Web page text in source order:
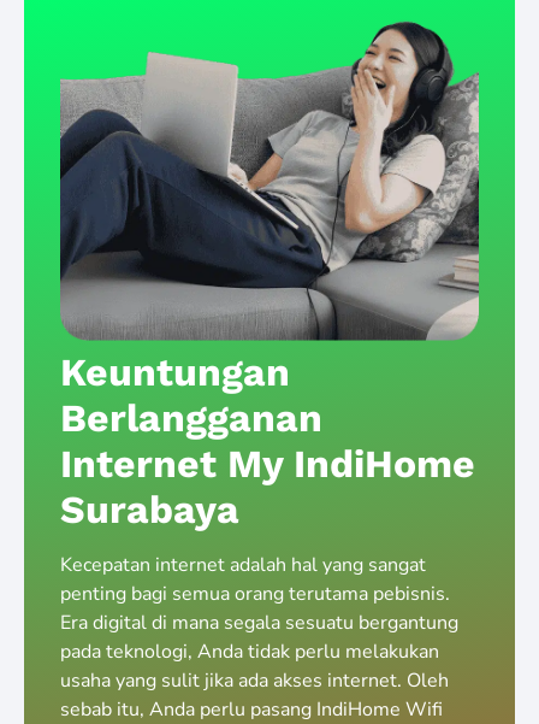
Keuntungan
Berlangganan
Internet My IndiHome
Surabaya
Kecepatan internet adalah hal yang sangat
penting bagi semua orang terutama pebisnis.
Era digital di mana segala sesuatu bergantung
pada teknologi, Anda tidak perlu melakukan
usaha yang sulit jika ada akses internet. Oleh
sebab itu, Anda perlu pasang IndiHome Wifi